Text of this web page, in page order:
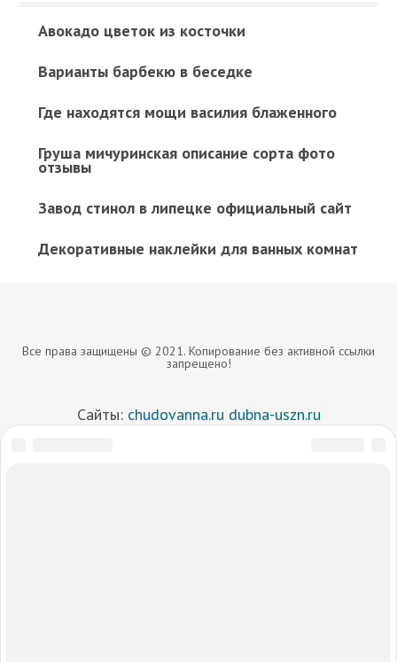
Авокадо цветок из косточки
Варианты барбекю в беседке
Где находятся мощи василия блаженного
Груша мичуринская описание сорта фото
отзывы
Завод стинол в липецке официальный сайт
Декоративные наклейки для ванных комнат
Все права защищены © 2021. Копирование без активной ссылки
запрещено!
Сайты: chudovanna.ru dubna-uszn.ru